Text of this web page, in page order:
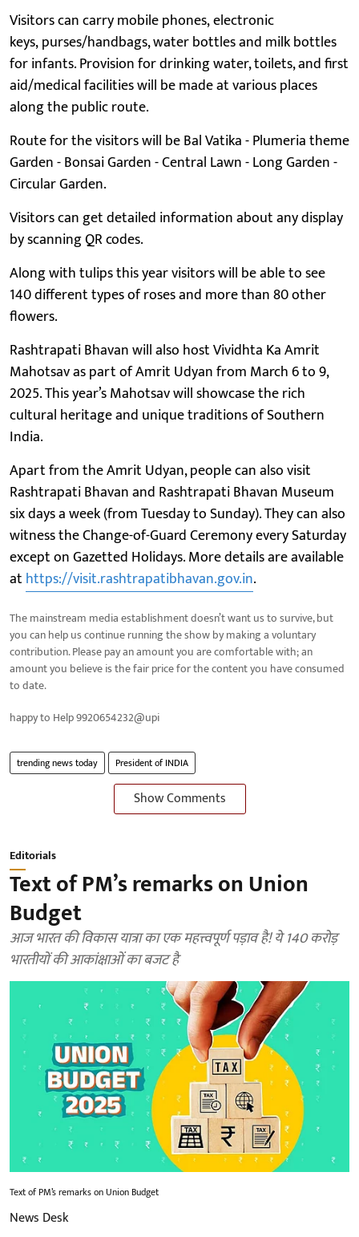
Visitors can carry mobile phones, electronic
keys, purses/handbags, water bottles and milk bottles
for infants. Provision for drinking water, toilets, and first
aid/medical facilities will be made at various places
along the public route.
Route for the visitors will be Bal Vatika - Plumeria theme
Garden - Bonsai Garden - Central Lawn - Long Garden -
Circular Garden.
Visitors can get detailed information about any display
by scanning QR codes.
Along with tulips this year visitors will be able to see
140 different types of roses and more than 80 other
flowers.
Rashtrapati Bhavan will also host Vividhta Ka Amrit
Mahotsav as part of Amrit Udyan from March 6 to 9,
2025. This year’s Mahotsav will showcase the rich
cultural heritage and unique traditions of Southern
India.
Apart from the Amrit Udyan, people can also visit
Rashtrapati Bhavan and Rashtrapati Bhavan Museum
six days a week (from Tuesday to Sunday). They can also
witness the Change-of-Guard Ceremony every Saturday
except on Gazetted Holidays. More details are available
at https://visit.rashtrapatibhavan.gov.in.
The mainstream media establishment doesn’t want us to survive, but
you can help us continue running the show by making a voluntary
contribution. Please pay an amount you are comfortable with; an
amount you believe is the fair price for the content you have consumed
to date.
happy to Help 9920654232@upi
trending news today President of INDIA
Show Comments
Editorials
Text of PM’s remarks on Union
Budget
आज भारत की विकास यात्रा का एक महत्त्वपूर्ण पड़ाव है! ये 140 करोड़
भारतीयों की आकांक्षाओं का बजट है
Text of PM’s remarks on Union Budget
News Desk